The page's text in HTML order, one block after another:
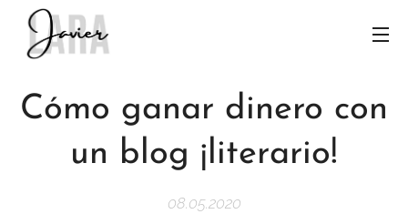
Cómo ganar dinero con
un blog ¡literario!
08.05.2020